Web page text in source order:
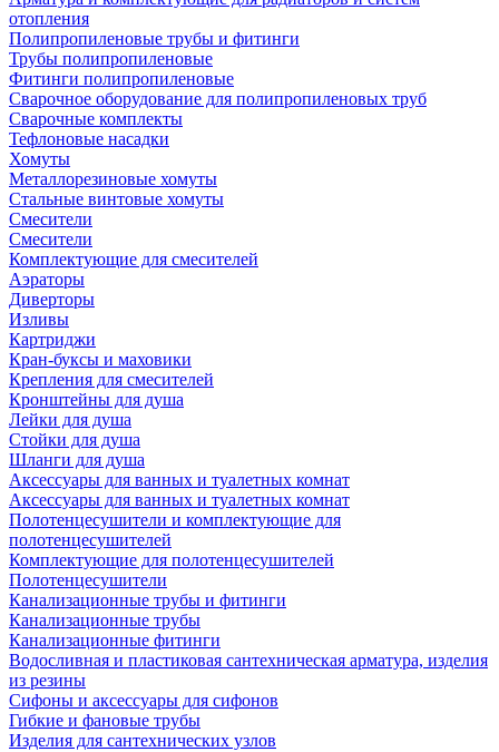
отопления
Полипропиленовые трубы и фитинги
Трубы полипропиленовые
Фитинги полипропиленовые
Сварочное оборудование для полипропиленовых труб
Сварочные комплекты
Тефлоновые насадки
Хомуты
Металлорезиновые хомуты
Стальные винтовые хомуты
Смесители
Смесители
Комплектующие для смесителей
Аэраторы
Диверторы
Изливы
Картриджи
Кран-буксы и маховики
Крепления для смесителей
Кронштейны для душа
Лейки для душа
Стойки для душа
Шланги для душа
Аксессуары для ванных и туалетных комнат
Аксессуары для ванных и туалетных комнат
Полотенцесушители и комплектующие для
полотенцесушителей
Комплектующие для полотенцесушителей
Полотенцесушители
Канализационные трубы и фитинги
Канализационные трубы
Канализационные фитинги
Водосливная и пластиковая сантехническая арматура, изделия
из резины
Сифоны и аксессуары для сифонов
Гибкие и фановые трубы
Изделия для сантехнических узлов